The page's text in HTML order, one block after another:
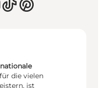
die vielen
ist